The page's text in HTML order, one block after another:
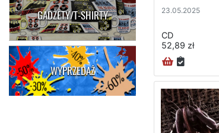
GADŻETY/T-SHIRTY
WYPRZEDAŻ
23.05.2025
CD
52,89 zł